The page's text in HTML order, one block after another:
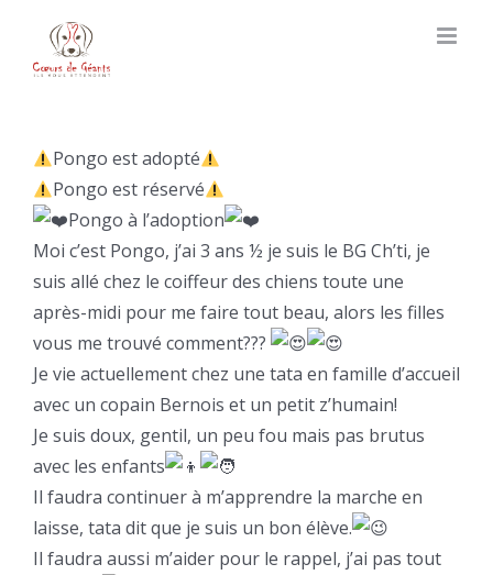
content
Pongo est adopté
Pongo est réservé
Pongo à l’adoption
Moi c’est Pongo, j’ai 3 ans ½ je suis le BG Ch’ti, je
suis allé chez le coiffeur des chiens toute une
après-midi pour me faire tout beau, alors les filles
vous me trouvé comment???
Je vie actuellement chez une tata en famille d’accueil
avec un copain Bernois et un petit z’humain!
Je suis doux, gentil, un peu fou mais pas brutus
avec les enfants
Il faudra continuer à m’apprendre la marche en
laisse, tata dit que je suis un bon élève.
Il faudra aussi m’aider pour le rappel, j’ai pas tout